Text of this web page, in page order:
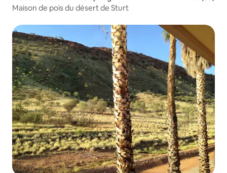
Maison de pois du désert de Sturt